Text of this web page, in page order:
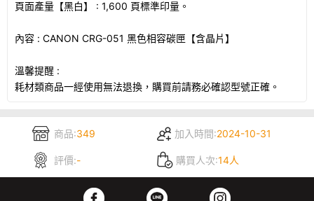
頁面產量【黑白】 : 1,600 頁標準印量。
內容 : CANON CRG-051 黑色相容碳匣【含晶片】
溫馨提醒 :
耗材類商品一經使用無法退換，購買前請務必確認型號正確。
商品:349 加入時間:2024-10-31
評價:- 購買人次:14人